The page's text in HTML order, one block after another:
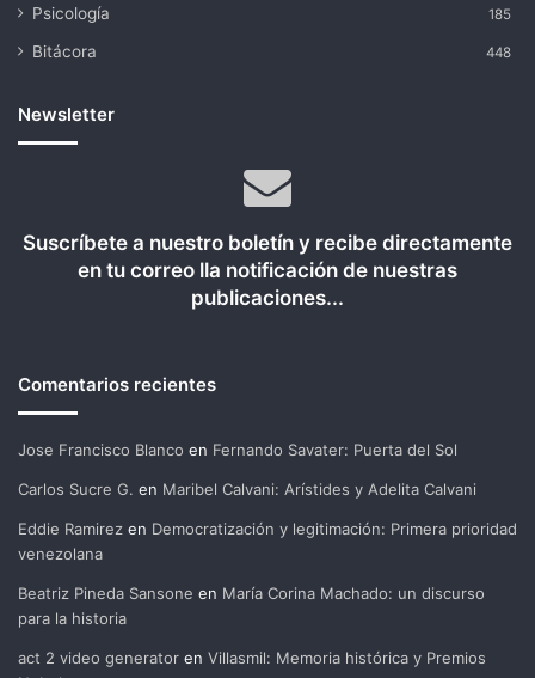
Psicología 185
Bitácora 448
Newsletter
Suscríbete a nuestro boletín y recibe directamente
en tu correo lla notificación de nuestras
publicaciones...
Comentarios recientes
Jose Francisco Blanco en Fernando Savater: Puerta del Sol
Carlos Sucre G. en Maribel Calvani: Arístides y Adelita Calvani
Eddie Ramirez en Democratización y legitimación: Primera prioridad
venezolana
Beatriz Pineda Sansone en María Corina Machado: un discurso
para la historia
act 2 video generator en Villasmil: Memoria histórica y Premios